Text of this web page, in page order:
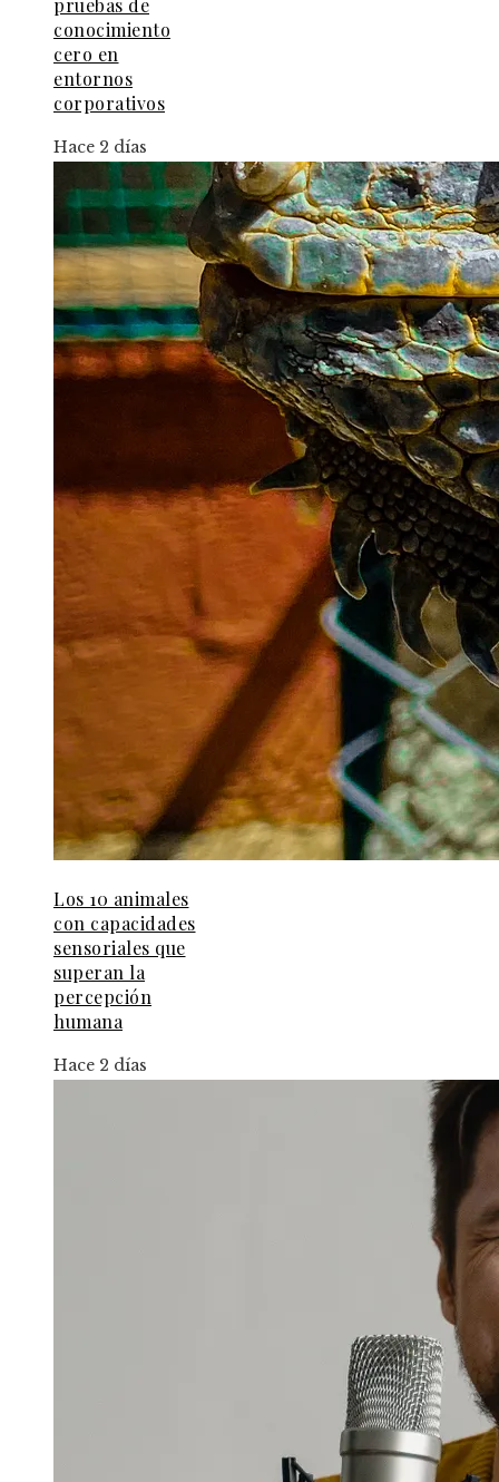
pruebas de
conocimiento
cero en
entornos
corporativos
Hace 2 días
Los 10 animales
con capacidades
sensoriales que
superan la
percepción
humana
Hace 2 días